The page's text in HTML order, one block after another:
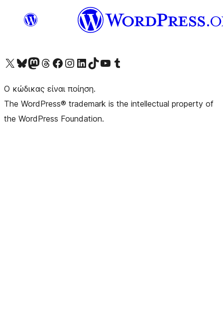
Visit our X (formerly Twitter) account
Visit our Bluesky account
Επισκεφθείτε τον λογαριασμό μας στο Mastodon
Visit our Threads account
Επισκεφτείτε τη σελίδα μας στο Facebook
Επισκεφθείτε τον λογαριασμό μας Instagram
Επισκεφθείτε τον λογαριασμό μας LinkedIn
Visit our TikTok account
Visit our YouTube channel
Visit our Tumblr account
Ο κώδικας είναι ποίηση.
The WordPress® trademark is the intellectual property of
the WordPress Foundation.